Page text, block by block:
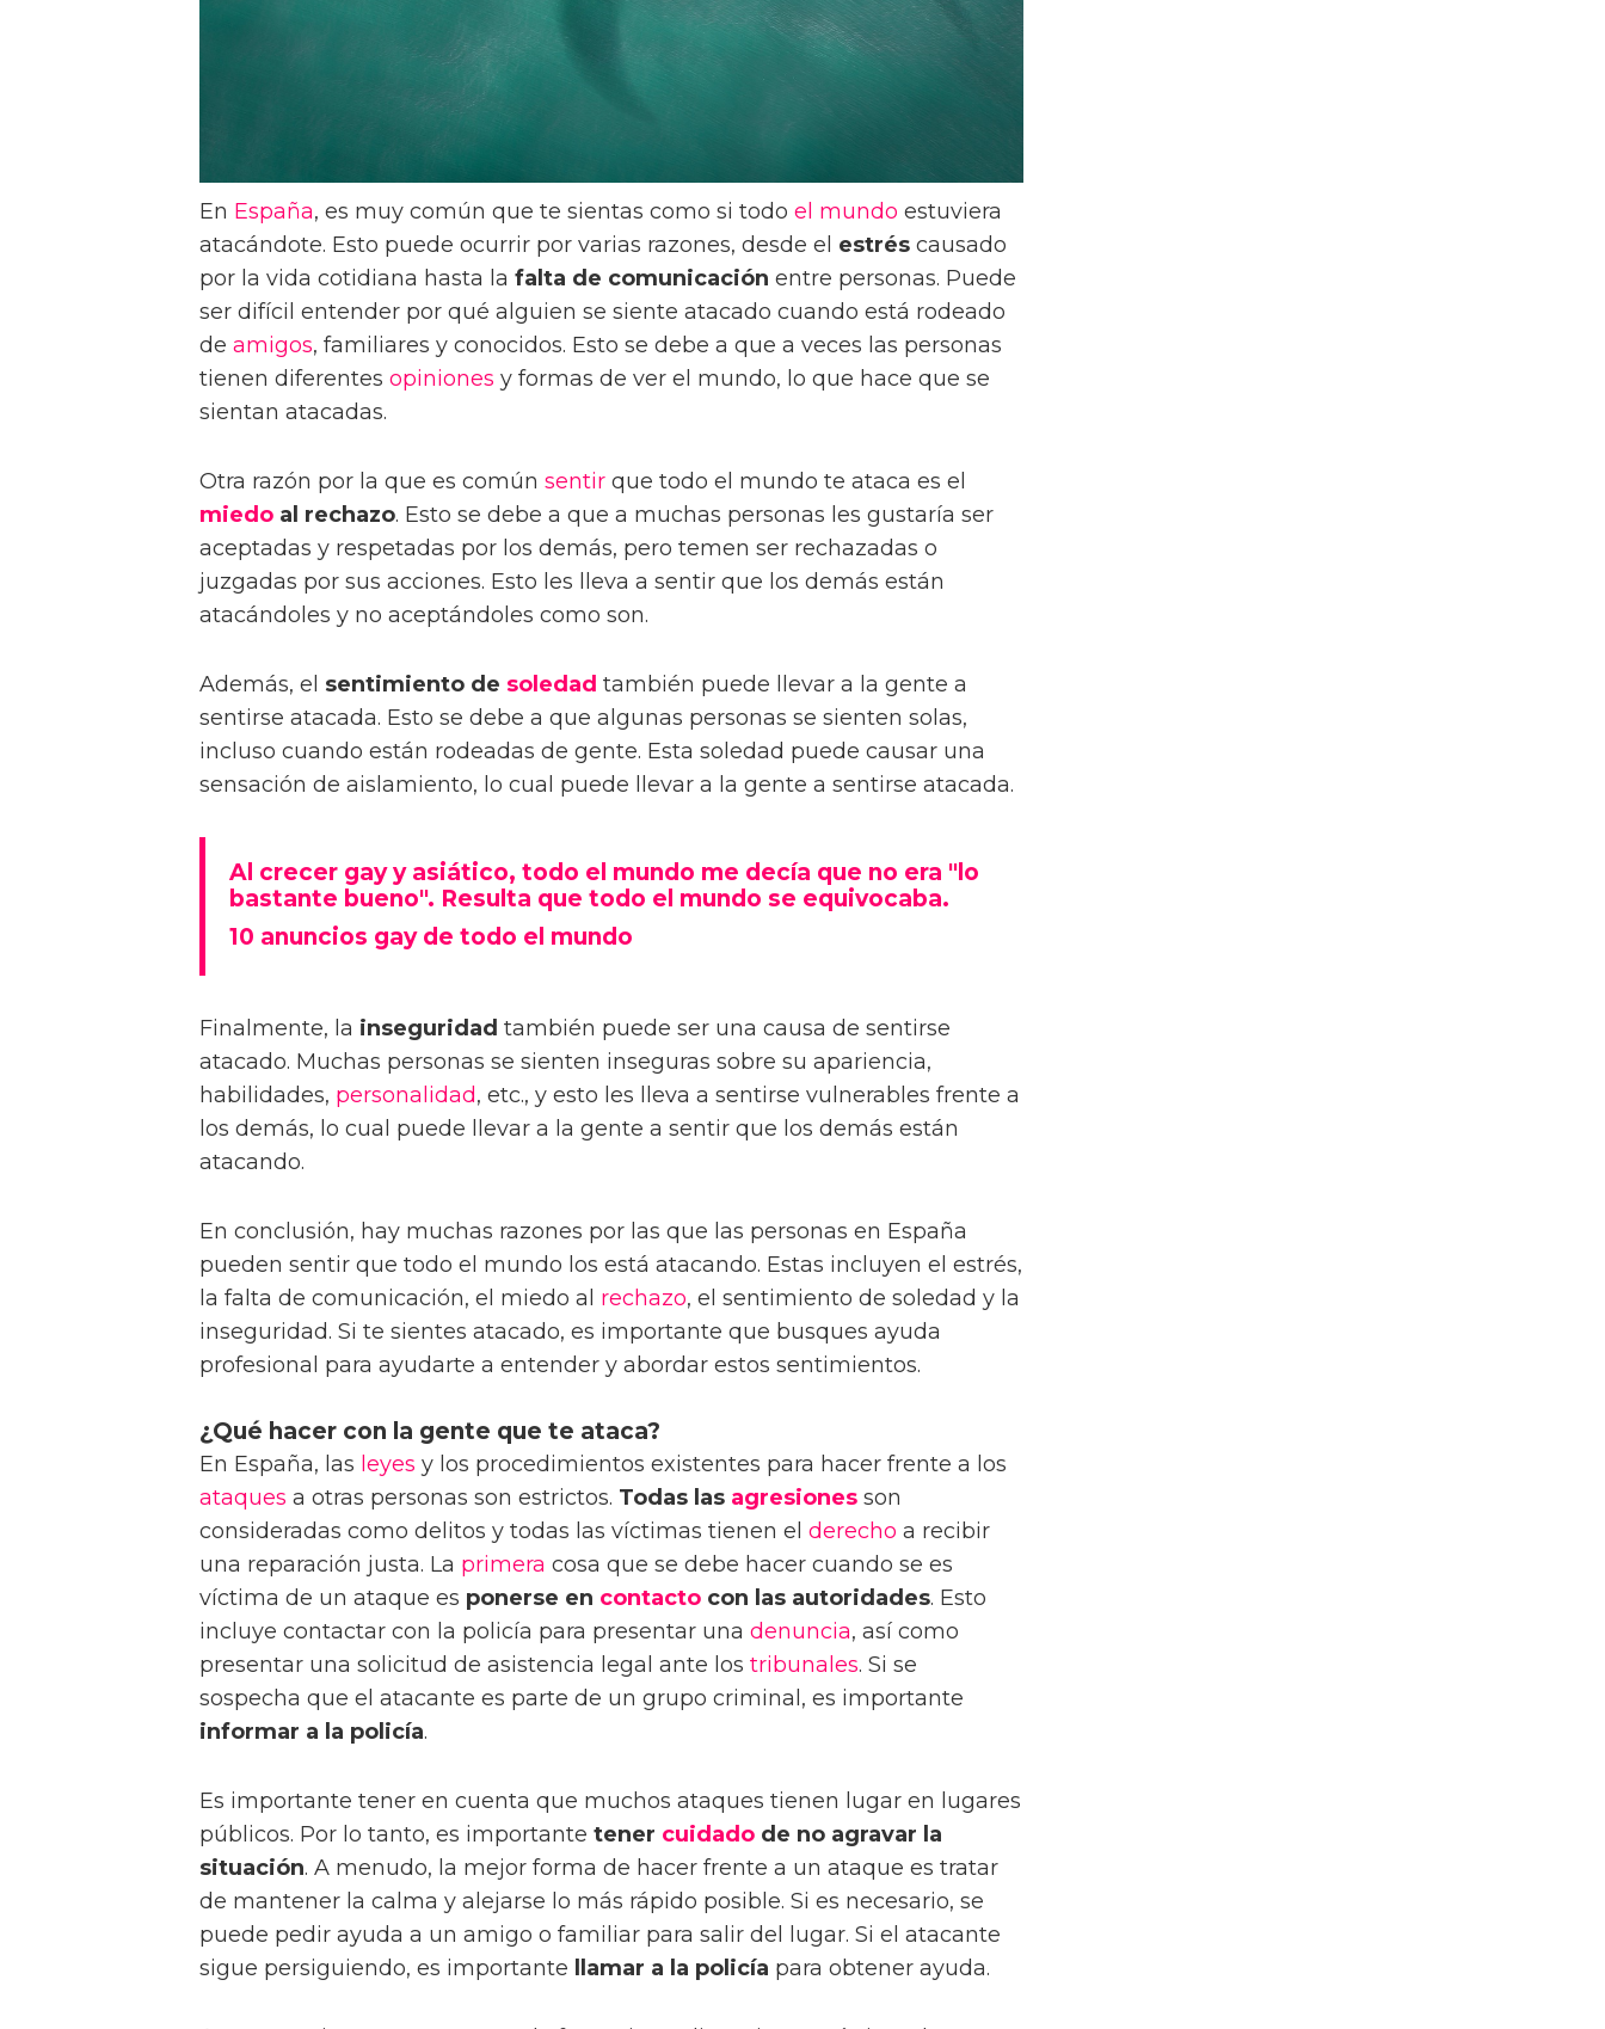
En España, es muy común que te sientas como si todo el mundo estuviera
atacándote. Esto puede ocurrir por varias razones, desde el estrés causado
por la vida cotidiana hasta la falta de comunicación entre personas. Puede
ser difícil entender por qué alguien se siente atacado cuando está rodeado
de amigos, familiares y conocidos. Esto se debe a que a veces las personas
tienen diferentes opiniones y formas de ver el mundo, lo que hace que se
sientan atacadas.
Otra razón por la que es común sentir que todo el mundo te ataca es el
miedo al rechazo. Esto se debe a que a muchas personas les gustaría ser
aceptadas y respetadas por los demás, pero temen ser rechazadas o
juzgadas por sus acciones. Esto les lleva a sentir que los demás están
atacándoles y no aceptándoles como son.
Además, el sentimiento de soledad también puede llevar a la gente a
sentirse atacada. Esto se debe a que algunas personas se sienten solas,
incluso cuando están rodeadas de gente. Esta soledad puede causar una
sensación de aislamiento, lo cual puede llevar a la gente a sentirse atacada.
Al crecer gay y asiático, todo el mundo me decía que no era "lo
bastante bueno". Resulta que todo el mundo se equivocaba.
10 anuncios gay de todo el mundo
Finalmente, la inseguridad también puede ser una causa de sentirse
atacado. Muchas personas se sienten inseguras sobre su apariencia,
habilidades, personalidad, etc., y esto les lleva a sentirse vulnerables frente a
los demás, lo cual puede llevar a la gente a sentir que los demás están
atacando.
En conclusión, hay muchas razones por las que las personas en España
pueden sentir que todo el mundo los está atacando. Estas incluyen el estrés,
la falta de comunicación, el miedo al rechazo, el sentimiento de soledad y la
inseguridad. Si te sientes atacado, es importante que busques ayuda
profesional para ayudarte a entender y abordar estos sentimientos.
¿Qué hacer con la gente que te ataca?
En España, las leyes y los procedimientos existentes para hacer frente a los
ataques a otras personas son estrictos. Todas las agresiones son
consideradas como delitos y todas las víctimas tienen el derecho a recibir
una reparación justa. La primera cosa que se debe hacer cuando se es
víctima de un ataque es ponerse en contacto con las autoridades. Esto
incluye contactar con la policía para presentar una denuncia, así como
presentar una solicitud de asistencia legal ante los tribunales. Si se
sospecha que el atacante es parte de un grupo criminal, es importante
informar a la policía.
Es importante tener en cuenta que muchos ataques tienen lugar en lugares
públicos. Por lo tanto, es importante tener cuidado de no agravar la
situación. A menudo, la mejor forma de hacer frente a un ataque es tratar
de mantener la calma y alejarse lo más rápido posible. Si es necesario, se
puede pedir ayuda a un amigo o familiar para salir del lugar. Si el atacante
sigue persiguiendo, es importante
llamar a la policía para obtener ayuda.